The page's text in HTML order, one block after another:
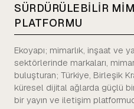
SÜRDÜRÜLEBİLİR
PLATFORMU
Ekoyapı; mimarlık, inşaat ve
sektörlerinde markaları,
buluşturan; Türkiye, Birleşik
küresel dijital ağlarda güçlü
bir yayın ve iletişim